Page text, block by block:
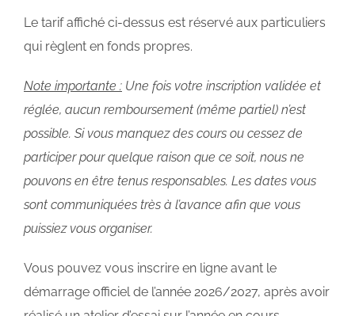
Le tarif affiché ci-dessus est réservé aux particuliers
qui règlent en fonds propres.
Note importante : Une fois votre inscription validée et
réglée, aucun remboursement (même partiel) n’est
possible. Si vous manquez des cours ou cessez de
participer pour quelque raison que ce soit, nous ne
pouvons en être tenus responsables. Les dates vous
sont communiquées très à l’avance afin que vous
puissiez vous organiser.
Vous pouvez vous inscrire en ligne avant le
démarrage officiel de l’année 2026/2027, après avoir